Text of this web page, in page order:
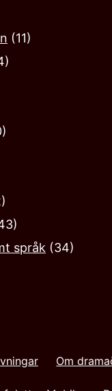
(11)
språk (34)
Om